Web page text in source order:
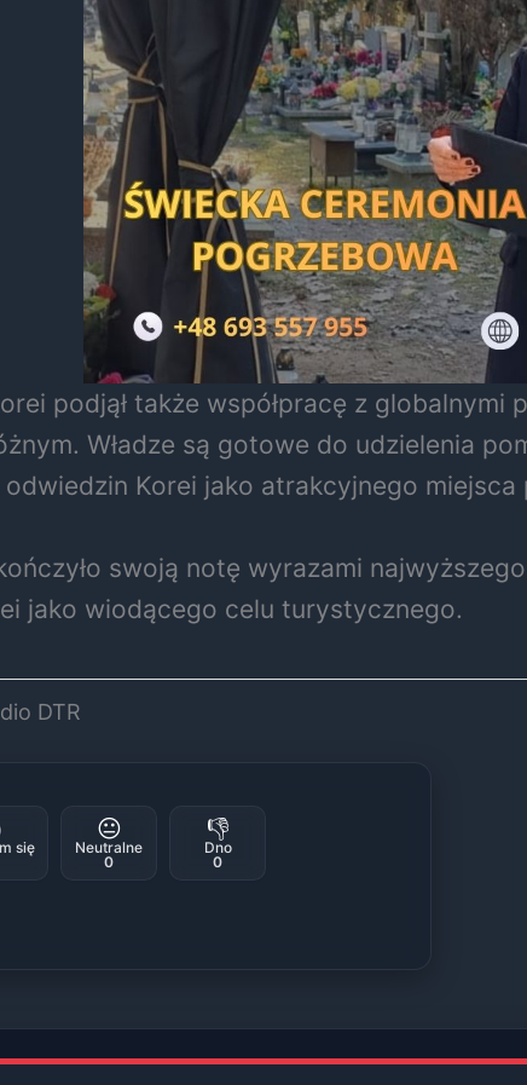
podjął także współpracę z
Władze są gotowe do udzielenia
Korei jako atrakcyjnego
swoją notę wyrazami
jako wiodącego celu turystycznego.
DTR
się
😐
Neutralne
0
👎
Dno
0